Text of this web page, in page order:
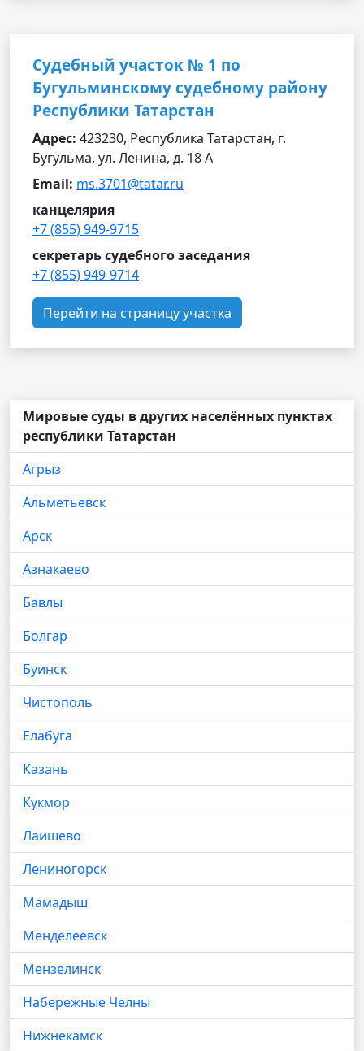
Судебный участок № 1 по
Бугульминскому судебному району
Республики Татарстан
Адрес: 423230, Республика Татарстан, г.
Бугульма, ул. Ленина, д. 18 А
Email: ms.3701@tatar.ru
канцелярия
+7 (855) 949-9715
секретарь судебного заседания
+7 (855) 949-9714
Перейти на страницу участка
Мировые суды в других населённых пунктах
республики Татарстан
Агрыз
Альметьевск
Арск
Азнакаево
Бавлы
Болгар
Буинск
Чистополь
Елабуга
Казань
Кукмор
Лаишево
Лениногорск
Мамадыш
Менделеевск
Мензелинск
Набережные Челны
Нижнекамск